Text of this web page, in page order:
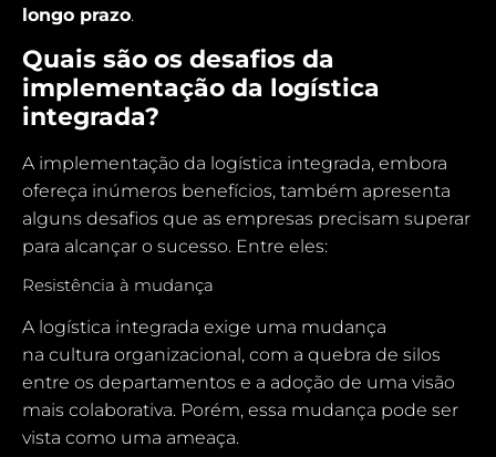
longo prazo.
Quais são os desafios da
implementação da logística
integrada?
A implementação da logística integrada, embora
ofereça inúmeros benefícios, também apresenta
alguns desafios que as empresas precisam superar
para alcançar o sucesso. Entre eles:
Resistência à mudança
A logística integrada exige uma mudança
na cultura organizacional, com a quebra de silos
entre os departamentos e a adoção de uma visão
mais colaborativa. Porém, essa mudança pode ser
vista como uma ameaça.